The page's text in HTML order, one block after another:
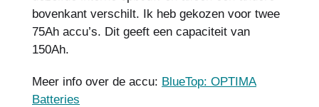
bovenkant verschilt. Ik heb gekozen voor twee
75Ah accu’s. Dit geeft een capaciteit van
150Ah.
Meer info over de accu: BlueTop: OPTIMA
Batteries